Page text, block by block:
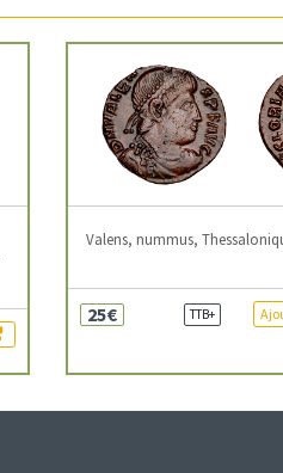
Valens, nummus,
25€ TTB+